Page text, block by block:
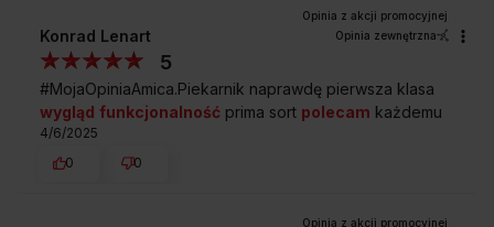
Konrad Lenart Opinia zewnętrzna
5
#MojaOpiniaAmica.Piekarnik naprawdę pierwsza klasa
wygląd funkcjonalność prima sort polecam każdemu
4/6/2025
0
0